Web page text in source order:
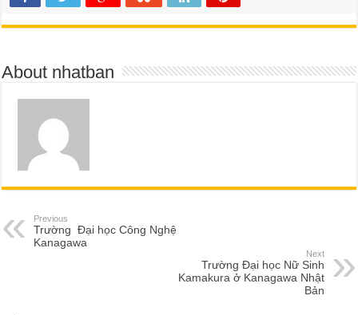
About nhatban
Previous
Trường Đại học Công Nghệ
Kanagawa
Next
Trường Đại học Nữ Sinh
Kamakura ở Kanagawa Nhật
Bản